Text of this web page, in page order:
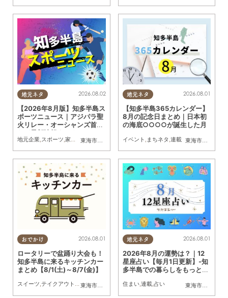
地元ネタ
東海市
,大府市 知多市,東浦町 ,阿久比町,半田市,常滑市
2026.08.02
【2026年8月版】知多半島ス
ポーツニュース｜アジパラ聖
火リレー・オーシャンズ首位
など最新情報まとめ
地元企業 スポーツ 家族 おひとりさま 友人,トレンド
地元ネタ
東海市
,大府市
2026.08.01
【知多半島365カレンダー】
8月の記念日まとめ｜日本初
の海底○○○○が誕生した月
イベント まちネタ 連載
おでかけ
東海市
,大府市 知多市 ,東浦町,阿久比町 半田市,常滑市
2026.08.01
ロータリーで盆踊り大会も！
知多半島に来るキッチンカー
まとめ【8/1(土)～8/7(金)】
スイーツ,テイクアウト ,キッチンカー イベント ,まとめ記事
地元ネタ
東海市
,大府市
2026.08.01
2026年8月の運勢は？｜12
星座占い【毎月1日更新】-知
多半島での暮らしをもっとH
住まい,連載,占い